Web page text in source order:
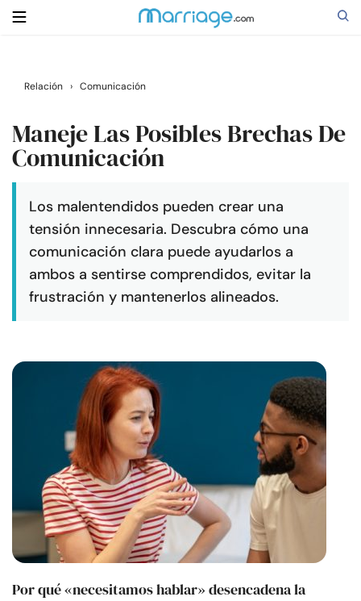
Buscar
Casarse
Familia
Ayuda
Recursos
Comunidad
Encuentra un terapeuta
Idioma
Sobre nosotros Contáctanos Escríbenos
Publicidad con
Relación › Comunicación
Maneje Las Posibles Brechas De
Comunicación
Los malentendidos pueden crear una
tensión innecesaria. Descubra cómo una
comunicación clara puede ayudarlos a
ambos a sentirse comprendidos, evitar la
frustración y mantenerlos alineados.
Por qué «necesitamos hablar» desencadena la